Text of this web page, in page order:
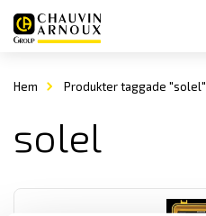
Hem Produkter taggade "solel"
solel